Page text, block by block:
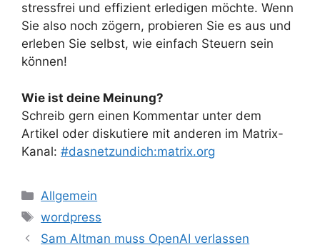
stressfrei und effizient erledigen möchte. Wenn
Sie also noch zögern, probieren Sie es aus und
erleben Sie selbst, wie einfach Steuern sein
können!
Wie ist deine Meinung?
Schreib gern einen Kommentar unter dem
Artikel oder diskutiere mit anderen im Matrix-
Kanal: #dasnetzundich:matrix.org
Kategorien
Allgemein
Schlagwörter
wordpress
Sam Altman muss OpenAI verlassen